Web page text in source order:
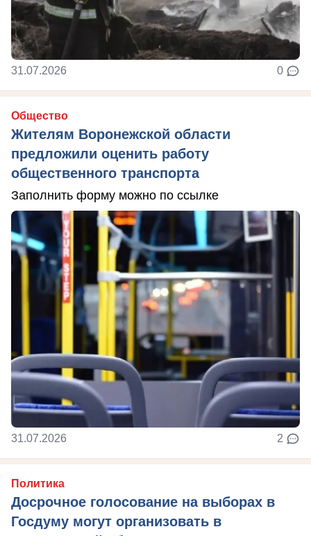
31.07.2026 0
Общество
Жителям Воронежской области
предложили оценить работу
общественного транспорта
Заполнить форму можно по ссылке
31.07.2026 2
Политика
Досрочное голосование на выборах в
Госдуму могут организовать в